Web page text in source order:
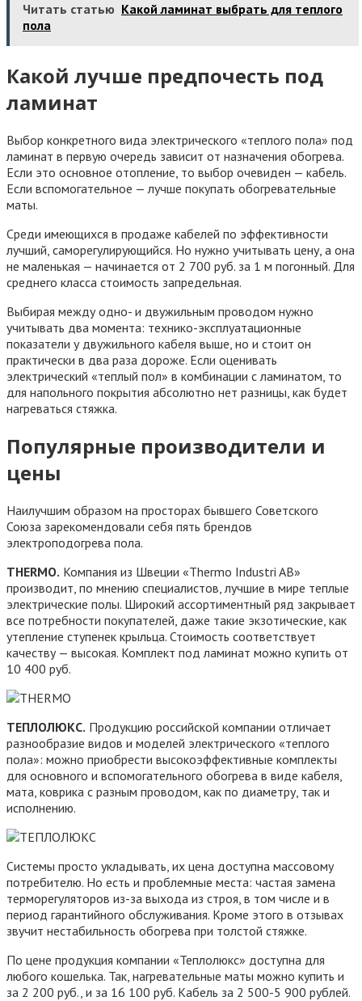
Читать статью Какой ламинат выбрать для теплого
пола
Какой лучше предпочесть под
ламинат
Выбор конкретного вида электрического «теплого пола» под
ламинат в первую очередь зависит от назначения обогрева.
Если это основное отопление, то выбор очевиден — кабель.
Если вспомогательное — лучше покупать обогревательные
маты.
Среди имеющихся в продаже кабелей по эффективности
лучший, саморегулирующийся. Но нужно учитывать цену, а она
не маленькая — начинается от 2 700 руб. за 1 м погонный. Для
среднего класса стоимость запредельная.
Выбирая между одно- и двужильным проводом нужно
учитывать два момента: технико-эксплуатационные
показатели у двужильного кабеля выше, но и стоит он
практически в два раза дороже. Если оценивать
электрический «теплый пол» в комбинации с ламинатом, то
для напольного покрытия абсолютно нет разницы, как будет
нагреваться стяжка.
Популярные производители и
цены
Наилучшим образом на просторах бывшего Советского
Союза зарекомендовали себя пять брендов
электроподогрева пола.
THERMO. Компания из Швеции «Thermo Industri AB»
производит, по мнению специалистов, лучшие в мире теплые
электрические полы. Широкий ассортиментный ряд закрывает
все потребности покупателей, даже такие экзотические, как
утепление ступенек крыльца. Стоимость соответствует
качеству — высокая. Комплект под ламинат можно купить от
10 400 руб.
ТЕПЛОЛЮКС. Продукцию российской компании отличает
разнообразие видов и моделей электрического «теплого
пола»: можно приобрести высокоэффективные комплекты
для основного и вспомогательного обогрева в виде кабеля,
мата, коврика с разным проводом, как по диаметру, так и
исполнению.
Системы просто укладывать, их цена доступна массовому
потребителю. Но есть и проблемные места: частая замена
терморегуляторов из-за выхода из строя, в том числе и в
период гарантийного обслуживания. Кроме этого в отзывах
звучит нестабильность обогрева при толстой стяжке.
По цене продукция компании «Теплолюкс» доступна для
любого кошелька. Так, нагревательные маты можно купить и
за 2 200 руб., и за 16 100 руб. Кабель за 2 500-5 900 рублей.